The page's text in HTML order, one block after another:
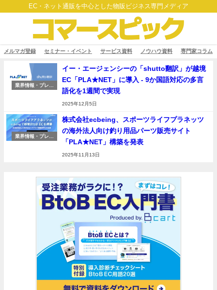
EC・ネット通販を中心とした物販ビジネス専門メディア
メルマガ登録 セミナー・イベント サービス資料 ノウハウ資料 専門家コラム
業界情報・プレス
イー・エージェンシーの「shutto翻訳」が越境
EC「PLA★NET」に導入 - 9か国語対応の多言
語化を1週間で実現
2025年12月5日
業界情報・プレス
株式会社ecbeing、スポーツライフプラネッツ
の海外法人向け釣り用品パーツ販売サイト
「PLA★NET」構築を発表
2025年11月13日